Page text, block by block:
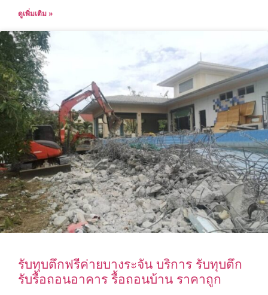
ดูเพิ่มเติม »
รับทุบตึกฟรีค่ายบางระจัน บริการ รับทุบตึก
รับรื้อถอนอาคาร รื้อถอนบ้าน ราคาถูก